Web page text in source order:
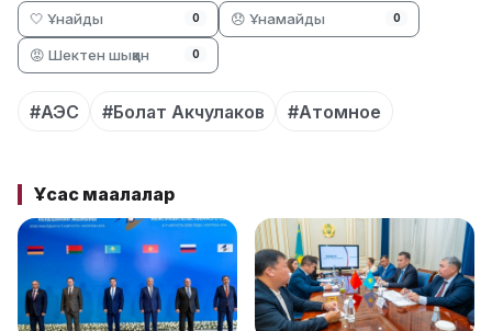
🤍 Ұнайды 0 😞 Ұнамайды 0
😡 Шектен шыққан 0
#АЭС #Болат Акчулаков #Атомное
Ұқсас мақалалар